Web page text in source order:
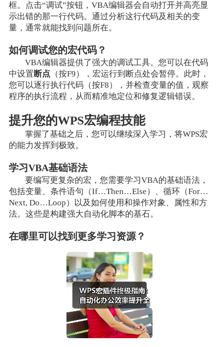
框。点击“调试”按钮，VBA编辑器会自动打开并高亮显
示出错的那一行代码。通过分析这行代码及相关的变
量，通常就能找到问题所在。
如何调试您的宏代码？
VBA编辑器提供了强大的调试工具。您可以在代码
中设置断点 （按F9），宏运行到断点处会暂停。此时，
您可以逐行执行代码（按F8），并检查变量的值，观察
程序的执行流程，从而精准地定位和修复逻辑错误。
提升您的WPS宏编程技能
掌握了基础之后，您可以继续深入学习，将WPS宏
的能力发挥到极致。
学习VBA基础语法
要编写更复杂的宏，您需要学习VBA的基础语法，
包括变量、条件语句（If…Then…Else）、循环（For…
Next, Do…Loop）以及如何使用和操作对象、属性和方
法。这些是构建强大自动化脚本的基石。
在哪里可以找到更多学习资源？